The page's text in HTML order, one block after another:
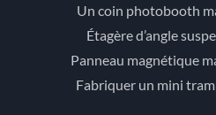
Un coin photobooth
Étagère d’angle
Panneau magnétique
Fabriquer un mini